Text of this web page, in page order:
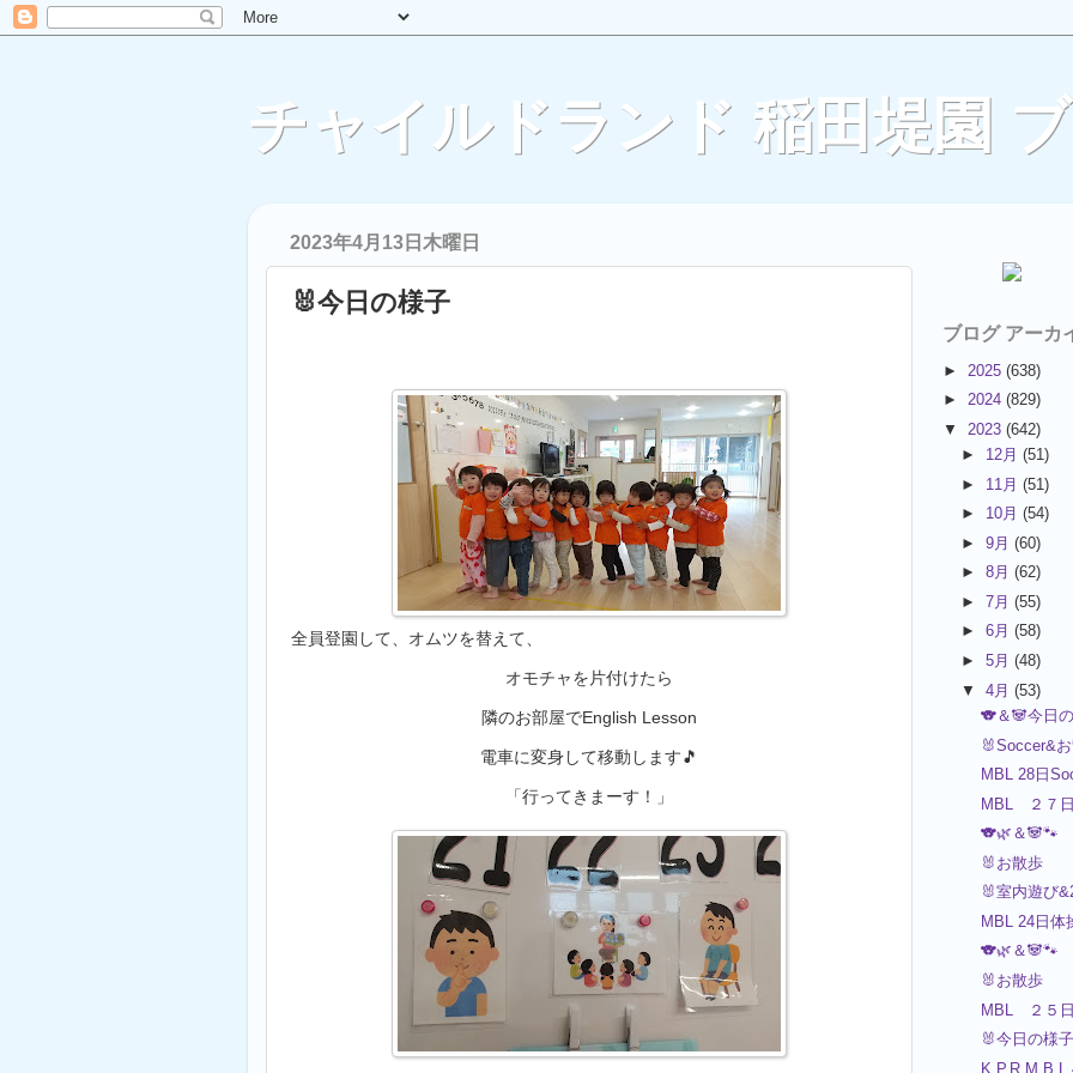
チャイルドランド 稲田堤園
2023年4月13日木曜日
🐰今日の様子
全員登園して、オムツを替えて、
オモチャを片付けたら
隣のお部屋でEnglish Lesson
電車に変身して移動します🎵
「行ってきまーす！」
ブログ アーカ
► 2025 (638)
► 2024 (829)
▼ 2023 (642)
► 12月(51)
► 11月(51)
► 10月(54)
►9月(60)
►8月(62)
►7月(55)
►6月(58)
►5月(48)
▼4月(53)
🐨＆🐼今日
🐰Soccer&
MBL 28日
MBL ２７
🐨🌿＆🐼🐾
🐰お散歩
🐰室内遊び
MBL 24日
🐨🌿＆🐼🐾
🐰お散歩
MBL ２５
🐰今日の様子
K.P.R.M.B.L